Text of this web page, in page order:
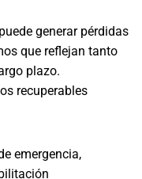
generar pérdidas
que reflejan tanto
plazo.
recuperables
emergencia,